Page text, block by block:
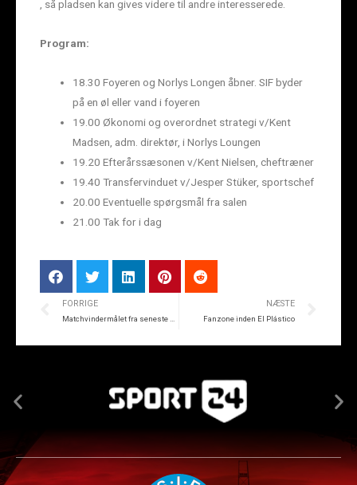
, så pladsen kan gives videre til andre interesserede.
Program:
18.30 Foyeren og Norlys Longen åbner. SIF byder
på en øl eller vand i foyeren
19.00 Økonomi og overordnet strategi v/Kent
Madsen, adm. direktør, i Norlys Loungen
19.20 Efterårssæsonen v/Kent Nielsen, cheftræner
19.40 Transfervinduet v/Jesper Stüker, sportschef
20.00 Eventuelle spørgsmål fra salen
21.00 Tak for i dag
FORRIGE
Matchvindermålet fra seneste El Plástico
NÆSTE
Fanzone inden El Plástico